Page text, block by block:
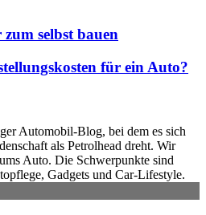
selbst bauen
für ein Auto?
Automobil-Blog, bei dem es sich
als Petrolhead dreht. Wir
Auto. Die Schwerpunkte sind
Gadgets und Car-Lifestyle.